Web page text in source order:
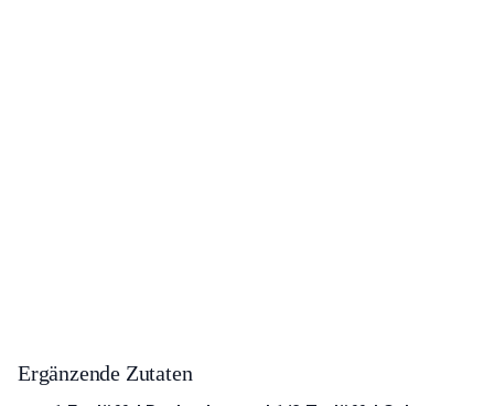
Ergänzende Zutaten